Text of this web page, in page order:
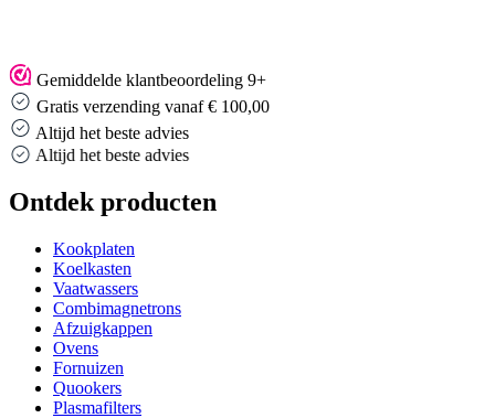
Gemiddelde klantbeoordeling 9+
Gratis verzending vanaf € 100,00
Altijd het beste advies
Altijd het beste advies
Ontdek producten
Kookplaten
Koelkasten
Vaatwassers
Combimagnetrons
Afzuigkappen
Ovens
Fornuizen
Quookers
Plasmafilters